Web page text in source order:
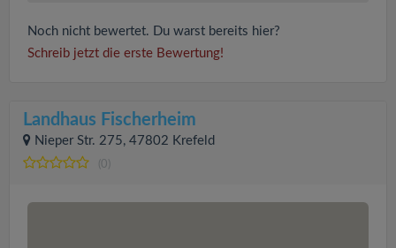
Noch nicht bewertet. Du warst bereits hier?
Schreib jetzt die erste Bewertung!
Landhaus Fischerheim
Nieper Str. 275, 47802 Krefeld
(0)